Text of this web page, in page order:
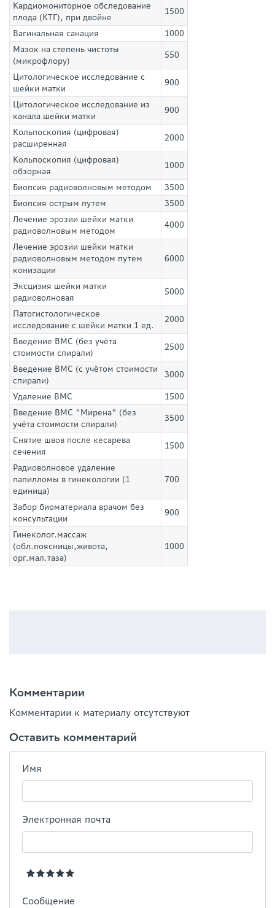
Кардиомониторное обследование
плода (КТГ), при двойне
1500
Вагинальная санация
1000
Мазок на степень чистоты
(микрофлору)
550
Цитологическое исследование с
шейки матки
900
Цитологическое исследование из
канала шейки матки
900
Кольпоскопия (цифровая)
расширенная
2000
Кольпоскопия (цифровая)
обзорная
1000
Биопсия радиоволновым методом
3500
Биопсия острым путем
3500
Лечение эрозии шейки матки
радиоволновым методом
4000
Лечение эрозии шейки матки
радиоволновым методом путем
конизации
6000
Эксцизия шейки матки
радиоволновая
5000
Патогистологическое
исследование c шейки матки 1 ед.
2000
Введение ВМС (без учёта
стоимости спирали)
2500
Введение ВМС (с учётом стоимости
спирали)
3000
Удаление ВМС
1500
Введение ВМС "Мирена" (без
учёта стоимости спирали)
3500
Снятие швов после кесарева
сечения
1500
Радиоволновое удаление
папилломы в гинекологии (1
единица)
700
Забор биоматериала врачом без
консультации
900
Гинеколог.массаж
(обл.поясницы,живота,
орг.мал.таза)
1000
Комментарии
Комментарии к материалу отсутствуют
Оставить комментарий
Имя
Электронная почта
Сообщение